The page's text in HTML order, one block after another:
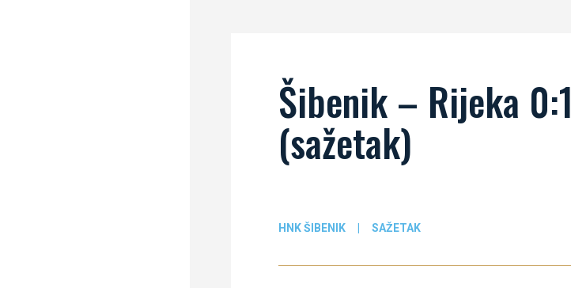
Šibenik – Rijeka 0:1
(sažetak)
HNK ŠIBENIK SAŽETAK